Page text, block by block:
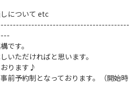
しについてetc
です。
いただければと思います。
ります♪
前予約制となっております。（開始時